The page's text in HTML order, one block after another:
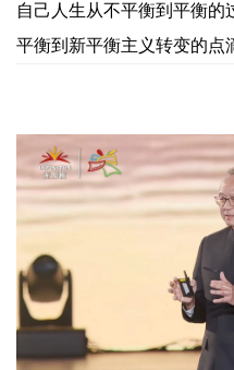
自己人生从不平衡到平衡的
平衡到新平衡主义转变的点